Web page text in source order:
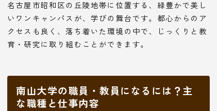
名古屋市昭和区の丘陵地帯に位置する、緑豊かで美し
いワンキャンパスが、学びの舞台です。都心からのア
クセスも良く、落ち着いた環境の中で、じっくりと教
育・研究に取り組むことができます。
南山大学の職員・教員になるには？主
な職種と仕事内容